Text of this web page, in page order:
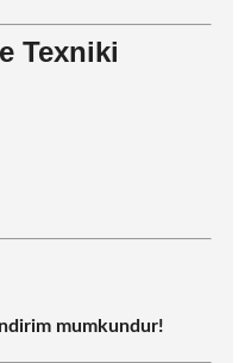
Texniki
mumkundur!